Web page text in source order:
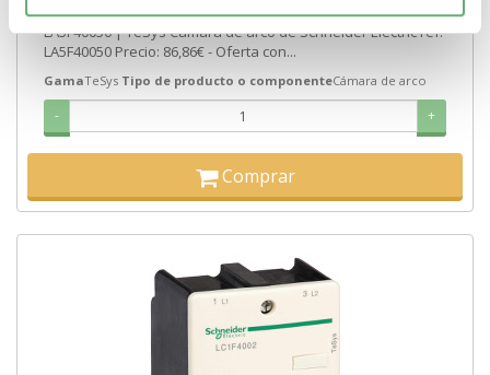
212,16€119,43€
LA5F40050 | TeSys Cámara de arco de Schneider Electric ref.
LA5F40050 Precio: 86,86€ - Oferta con...
GamaTeSys Tipo de producto o componenteCámara de arco
- +
Comprar